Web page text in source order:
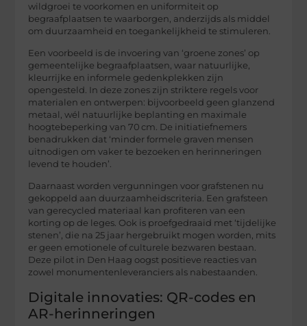
wildgroei te voorkomen en uniformiteit op
begraafplaatsen te waarborgen, anderzijds als middel
om duurzaamheid en toegankelijkheid te stimuleren.
Een voorbeeld is de invoering van ‘groene zones’ op
gemeentelijke begraafplaatsen, waar natuurlijke,
kleurrijke en informele gedenkplekken zijn
opengesteld. In deze zones zijn striktere regels voor
materialen en ontwerpen: bijvoorbeeld geen glanzend
metaal, wél natuurlijke beplanting en maximale
hoogtebeperking van 70 cm. De initiatiefnemers
benadrukken dat ‘minder formele graven mensen
uitnodigen om vaker te bezoeken en herinneringen
levend te houden’.
Daarnaast worden vergunningen voor grafstenen nu
gekoppeld aan duurzaamheidscriteria. Een grafsteen
van gerecycled materiaal kan profiteren van een
korting op de leges. Ook is proefgedraaid met ‘tijdelijke
stenen’, die na 25 jaar hergebruikt mogen worden, mits
er geen emotionele of culturele bezwaren bestaan.
Deze pilot in Den Haag oogst positieve reacties van
zowel monumentenleveranciers als nabestaanden.
Digitale innovaties: QR-codes en
AR-herinneringen